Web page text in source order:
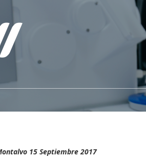
15 Septiembre 2017